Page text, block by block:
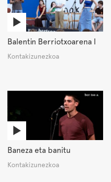
Balentin Berriotxoarena I
Kontakizunezkoa
Baneza eta banitu
Kontakizunezkoa